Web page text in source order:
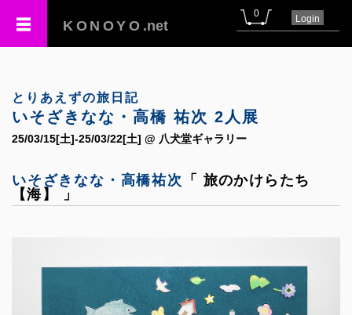
KONOYO .net
0 Login
とりあえずの旅日記
いそざきなな・高橋 祐次 2人展
25/03/15[土]-25/03/22[土] @ 八犬堂ギャラリー
いそざきなな・高橋祐次
「 旅のかけらたち
【海】 」